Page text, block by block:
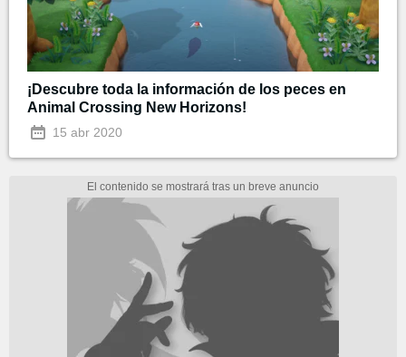
¡Descubre toda la información de los peces en
Animal Crossing New Horizons!
15 abr 2020